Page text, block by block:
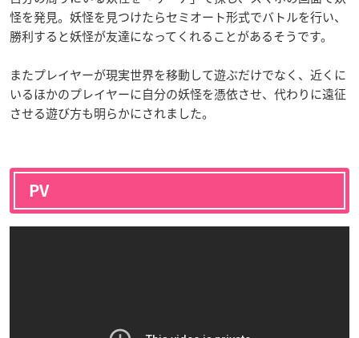
怪を発見。妖怪を見つけたらセミオート形式でバトルを行い、
勝利すると妖怪が友達になってくれることがあるそうです。
またプレイヤーが現実世界を移動して遊ぶだけでなく、近くに
いるほかのプレイヤーに自分の妖怪を憑依させ、代わりに遠征
させる遊び方も明らかにされました。
PV